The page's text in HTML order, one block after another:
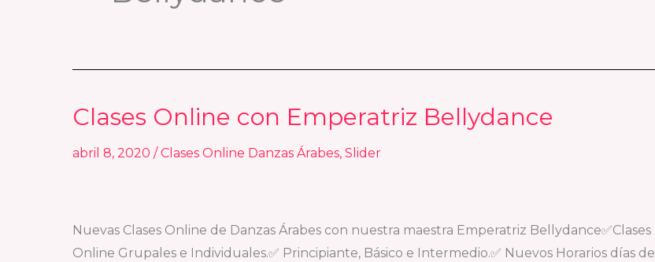
Clases Online con Emperatriz Bellydance
abril 8, 2020 /Clases Online Danzas Árabes, Slider
Nuevas Clases Online de Danzas Árabes con nuestra maestra Emperatriz Bellydance✅Clases
Online Grupales e Individuales.✅ Principiante, Básico e Intermedio.✅ Nuevos Horarios días de
Clases
con